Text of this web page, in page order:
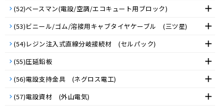
(52)ベースマン(電設/空調/エコキュート用ブロック)
(53)ビニール/ゴム/溶接用キャブタイヤケーブル (三ツ星)
(54)レジン注入式直線分岐接続材 (セルパック)
(55)圧延鉛板
(56)電設支持金具 (ネグロス電工)
(57)電設資材 (外山電気)